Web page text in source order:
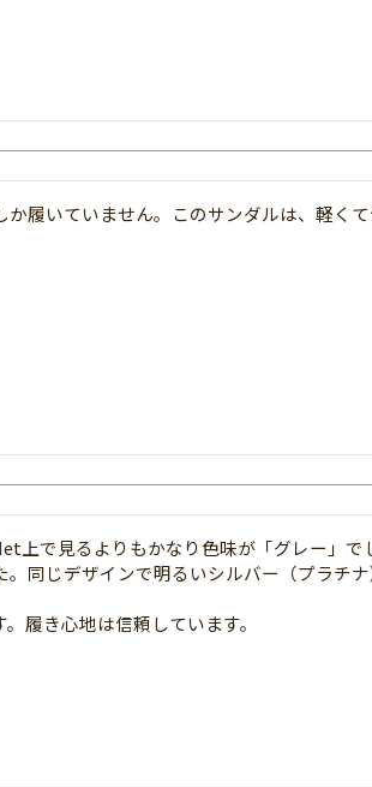
履いていません。このサンダルは、軽く
上で見るよりもかなり色味が「グレー」で
同じデザインで明るいシルバー（プラチ
履き心地は信頼しています。